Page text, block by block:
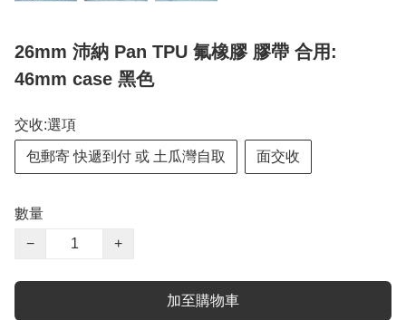
26mm 沛納 Pan TPU 氟橡膠 膠帶 合用:
46mm case 黑色
交收:選項
包郵寄 快遞到付 或 土瓜灣自取 面交收
數量
−
+
加至購物車